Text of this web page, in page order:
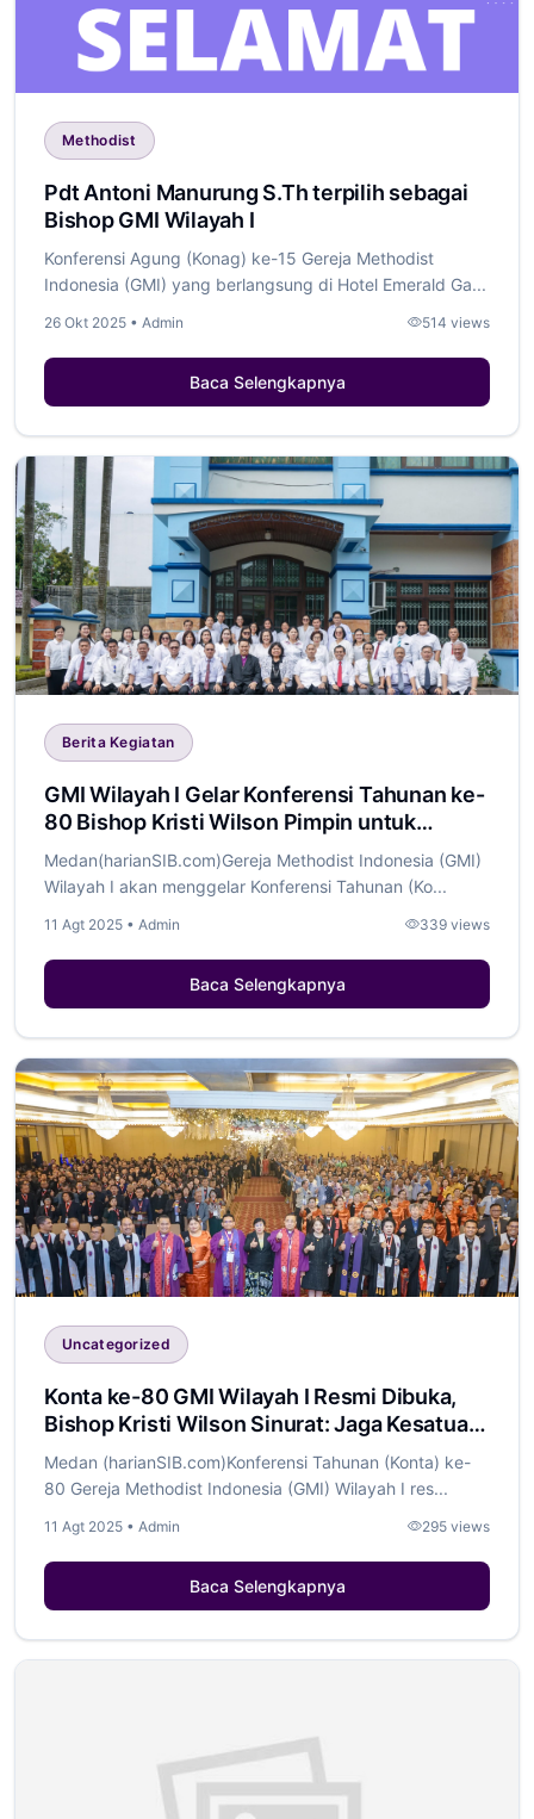
Methodist
Pdt Antoni Manurung S.Th terpilih sebagai
Bishop GMI Wilayah I
Konferensi Agung (Konag) ke-15 Gereja Methodist
Indonesia (GMI) yang berlangsung di Hotel Emerald Ga...
26 Okt 2025 • Admin 514 views
Baca Selengkapnya
Berita Kegiatan
GMI Wilayah I Gelar Konferensi Tahunan ke-
80 Bishop Kristi Wilson Pimpin untuk
Terakhir Kalinya
Medan(harianSIB.com)Gereja Methodist Indonesia (GMI)
Wilayah I akan menggelar Konferensi Tahunan (Ko...
11 Agt 2025 • Admin 339 views
Baca Selengkapnya
Uncategorized
Konta ke-80 GMI Wilayah I Resmi Dibuka,
Bishop Kristi Wilson Sinurat: Jaga Kesatuan
dan Kebersamaan
Medan (harianSIB.com)Konferensi Tahunan (Konta) ke-
80 Gereja Methodist Indonesia (GMI) Wilayah I res...
11 Agt 2025 • Admin 295 views
Baca Selengkapnya